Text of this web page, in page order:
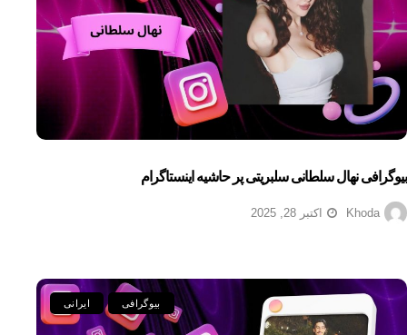
بیوگرافی نهال سلطانی سلبریتی پر حاشیه اینستاگرام
Khoda اکتبر 28, 2025
ایرانی بیوگرافی